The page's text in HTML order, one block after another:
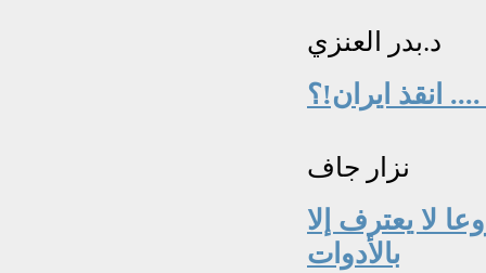
د.بدر العنزي
.... انقذ ايران!؟
نزار جاف
لا يعترف إلا
بالأدوات